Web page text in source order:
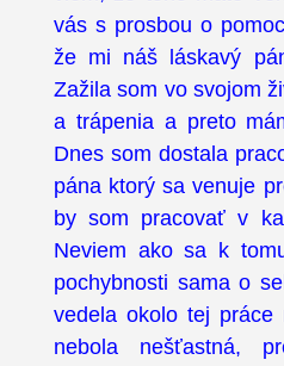
vás s prosbou o
že mi náš láskavý
Zažila som vo svojom
a trápenia a preto
Dnes som dostala
pána ktorý sa venuje
by som pracovať v
Neviem ako sa k
pochybnosti sama o
vedela okolo tej
nebola nešťastná,